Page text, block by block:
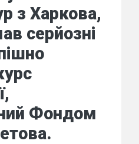
з Харкова,
серйозні
Фондом